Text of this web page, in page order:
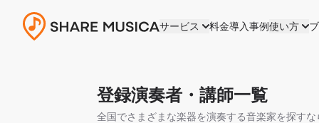
サービス 料金導入事例使い方
登録演奏者・講師一覧
全国でさまざまな楽器を演奏する音楽家を探す